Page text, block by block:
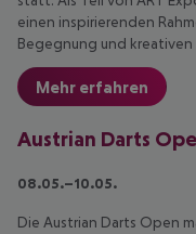
einen inspirierenden
Begegnung und kreativen
Mehr erfahren
Austrian Darts
08.05.–10.05.
Die Austrian Darts Open